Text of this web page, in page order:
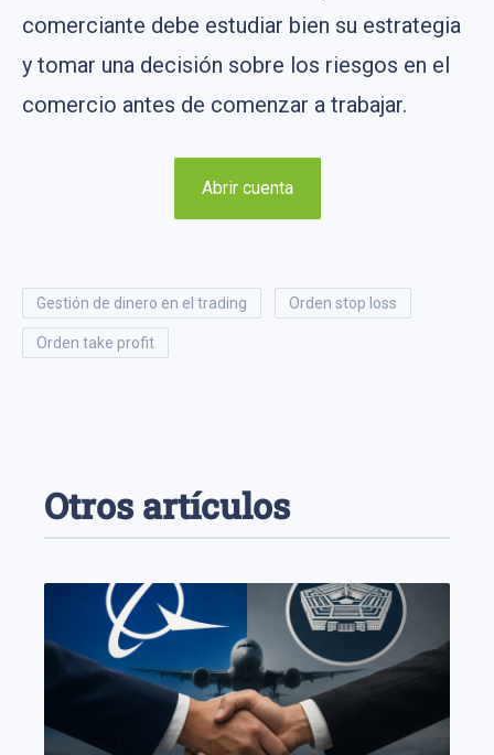
comerciante debe estudiar bien su estrategia
y tomar una decisión sobre los riesgos en el
comercio antes de comenzar a trabajar.
Abrir cuenta
gestión de dinero en el trading orden stop loss
orden take profit
Otros artículos